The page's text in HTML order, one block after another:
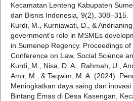
Kecamatan Lenteng Kabupaten
dan Bisnis Indonesia, 9(2), 308–315.
Kurdi, M., Kurniawati, D., &
government's role in MSMEs
in Sumenep Regency. Proceedings
Conference on Law, Social Science
Kurdi, M., Nisa, D. A., Rahmah, U.,
Amir, M., & Taqwim, M. A. (2024).
Meningkatkan daya saing dan
Bintang Emas di Desa Kasengan,